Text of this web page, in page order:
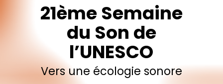
21èmeSemaine
du Son de
l’UNESCO
Versune écologie sonore